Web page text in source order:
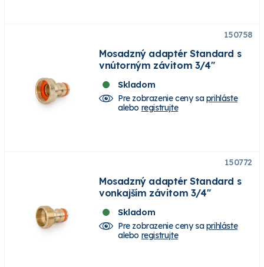
150758
Mosadzný adaptér Standard s
vnútorným závitom 3/4"
Skladom
Pre zobrazenie ceny saprihláste
alebo registrujte
150772
Mosadzný adaptér Standard s
vonkajším závitom 3/4"
Skladom
Pre zobrazenie ceny saprihláste
alebo registrujte